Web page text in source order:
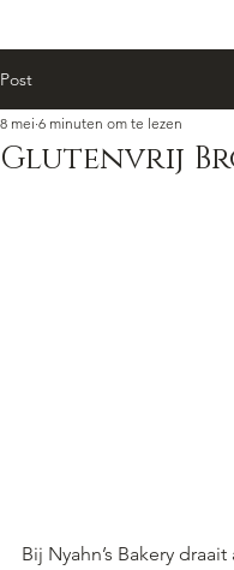
Post
Glutenvrij
8 mei 6 minuten om te lezen
Bij Nyahn’s Bakery